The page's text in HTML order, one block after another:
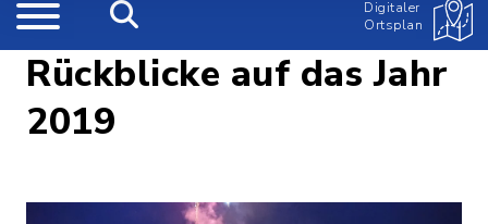
Digitaler
Ortsplan
Rückblicke auf das Jahr
2019